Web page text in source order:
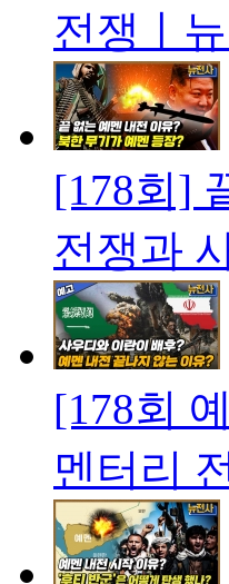
전쟁ㅣ
[178회]
전쟁과
[178회
멘터리